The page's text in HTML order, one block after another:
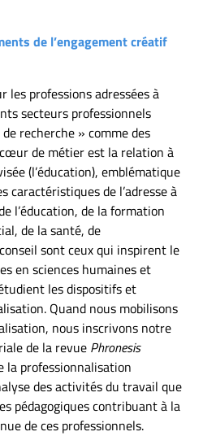
de l’engagement créatif
les professions adressées à
secteurs professionnels
recherche » comme des
de métier est la relation à
(l’éducation), emblématique
caractéristiques de l’adresse à
l’éducation, de la formation
de la santé, de
sont ceux qui inspirent le
en sciences humaines et
les dispositifs et
Quand nous mobilisons
nous inscrivons notre
de la revue Phronesis
la professionnalisation
des activités du travail que
pédagogiques contribuant à la
de ces professionnels.